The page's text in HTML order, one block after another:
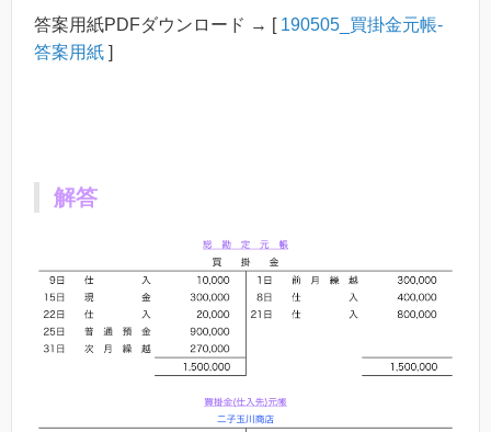
答案用紙PDFダウンロード → [ 190505_買掛金元帳-
答案用紙 ]
解答